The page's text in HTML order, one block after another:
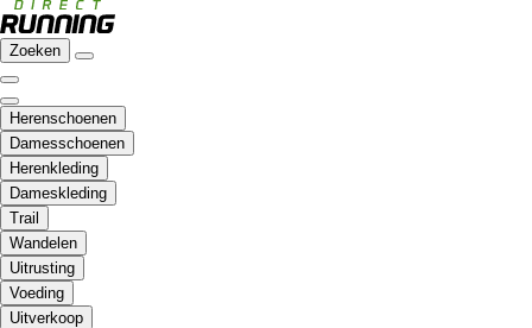
Zoeken
Herenschoenen
Damesschoenen
Herenkleding
Dameskleding
Trail
Wandelen
Uitrusting
Voeding
Uitverkoop